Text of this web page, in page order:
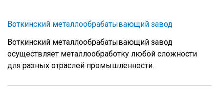
Воткинский металлообрабатывающий завод
Воткинский металлообрабатывающий завод
осуществляет металлообработку любой сложности
для разных отраслей промышленности.